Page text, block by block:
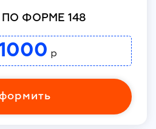
ПО ФОРМЕ 148
р